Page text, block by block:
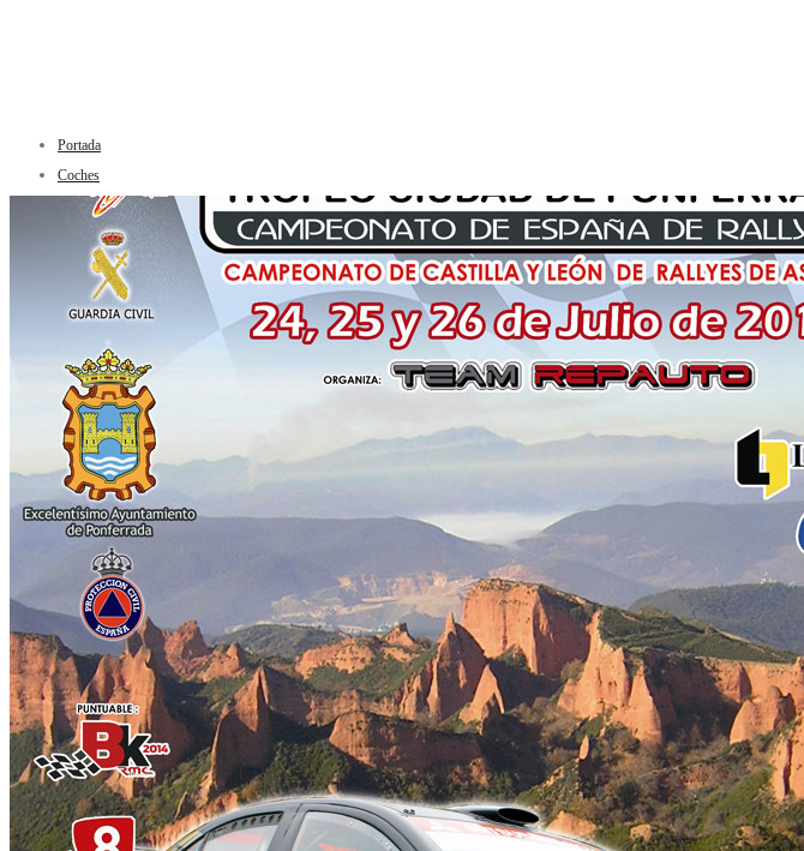
Portada
Coches
Tasa tú coche
Deporte
Automovilismo
WRC
CERA Nacional Asfalto
Internacional
Nacional
Regional
Motos
Curiosidades
Radio